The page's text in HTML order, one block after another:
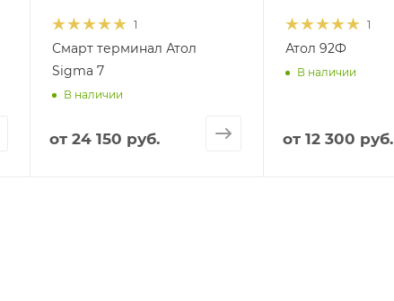
1
Смарт терминал Атол
Sigma 7
В наличии
от 24 150 руб.
1
Атол 92Ф
В наличии
от 12 300 руб.